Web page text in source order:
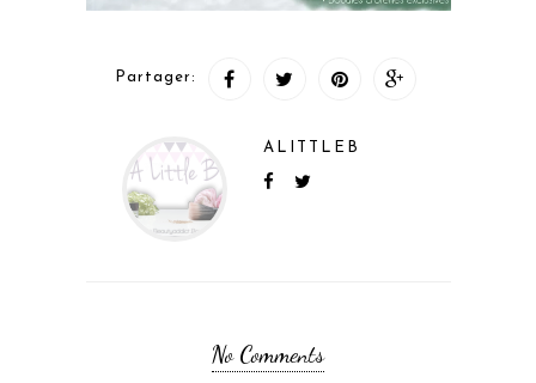
Partager:
ALITTLEB
No Comments